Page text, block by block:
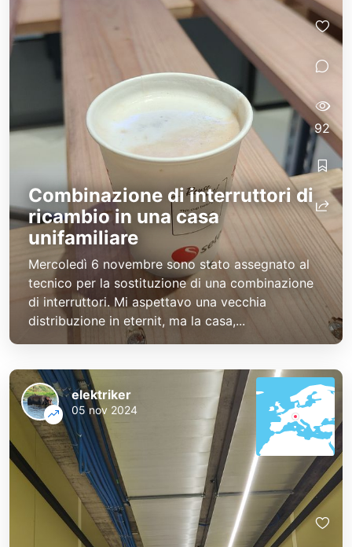
Combinazione di interruttori di
ricambio in una casa
unifamiliare
Mercoledì 6 novembre sono stato assegnato al
tecnico per la sostituzione di una combinazione
di interruttori. Mi aspettavo una vecchia
distribuzione in eternit, ma la casa,...
92
elektriker
05 nov 2024